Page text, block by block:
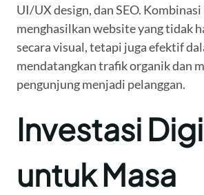
UI/UX design, dan SEO.
menghasilkan website yang tidak
secara visual, tetapi juga efektif
mendatangkan trafik organik dan
pengunjung menjadi pelanggan.
Investasi
untuk Masa